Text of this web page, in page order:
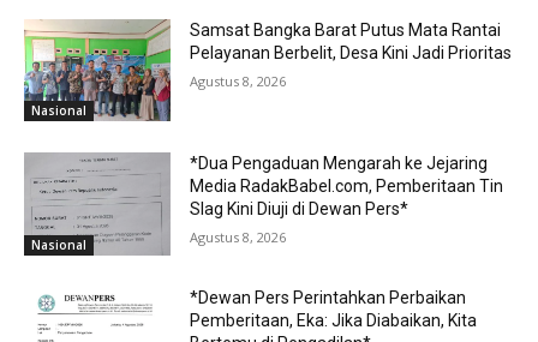
Nasional
Samsat Bangka Barat Putus Mata Rantai
Pelayanan Berbelit, Desa Kini Jadi Prioritas
Agustus 8, 2026
Nasional
*Dua Pengaduan Mengarah ke Jejaring
Media RadakBabel.com, Pemberitaan Tin
Slag Kini Diuji di Dewan Pers*
Agustus 8, 2026
*Dewan Pers Perintahkan Perbaikan
Pemberitaan, Eka: Jika Diabaikan, Kita